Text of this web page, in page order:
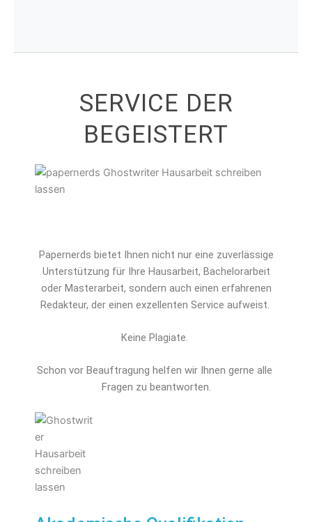
SERVICE DER
BEGEISTERT
Papernerds bietet Ihnen nicht nur eine zuverlässige
Unterstützung für Ihre Hausarbeit, Bachelorarbeit
oder Masterarbeit, sondern auch einen erfahrenen
Redakteur, der einen exzellenten Service aufweist.
Keine Plagiate.
Schon vor Beauftragung helfen wir Ihnen gerne alle
Fragen zu beantworten.